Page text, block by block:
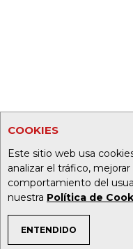
COOKIES
Este sitio web usa
analizar el tráfico,
comportamiento del
nuestra Política de
ENTENDIDO
TEMAS DE INTERÉS